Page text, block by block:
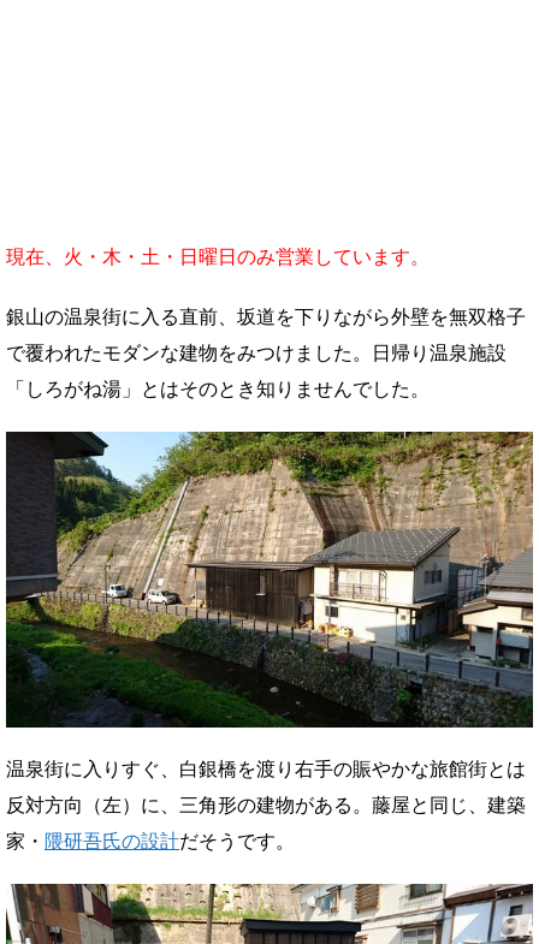
現在、火・木・土・日曜日のみ営業しています。
銀山の温泉街に入る直前、坂道を下りながら外壁を無双格子
で覆われたモダンな建物をみつけました。日帰り温泉施設
「しろがね湯」とはそのとき知りませんでした。
温泉街に入りすぐ、白銀橋を渡り右手の賑やかな旅館街とは
反対方向（左）に、三角形の建物がある。藤屋と同じ、建築
家・ 隈研吾氏の設計だそうです。